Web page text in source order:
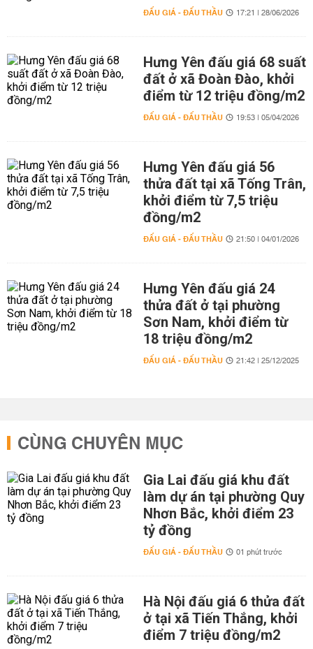
ĐẤU GIÁ - ĐẤU THẦU 17:21 | 28/06/2026
Hưng Yên đấu giá 68 suất
đất ở xã Đoàn Đào, khởi
điểm từ 12 triệu đồng/m2
ĐẤU GIÁ - ĐẤU THẦU 19:53 | 05/04/2026
Hưng Yên đấu giá 56
thửa đất tại xã Tống Trân,
khởi điểm từ 7,5 triệu
đồng/m2
ĐẤU GIÁ - ĐẤU THẦU 21:50 | 04/01/2026
Hưng Yên đấu giá 24
thửa đất ở tại phường
Sơn Nam, khởi điểm từ
18 triệu đồng/m2
ĐẤU GIÁ - ĐẤU THẦU 21:42 | 25/12/2025
CÙNG CHUYÊN MỤC
Gia Lai đấu giá khu đất
làm dự án tại phường Quy
Nhơn Bắc, khởi điểm 23
tỷ đồng
ĐẤU GIÁ - ĐẤU THẦU 01 phút trước
Hà Nội đấu giá 6 thửa đất
ở tại xã Tiến Thắng, khởi
điểm 7 triệu đồng/m2